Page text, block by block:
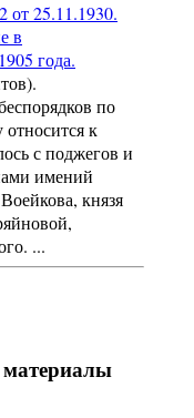
25.11.1930.
в
года.
по
относится к
с поджегов и
имений
князя
...